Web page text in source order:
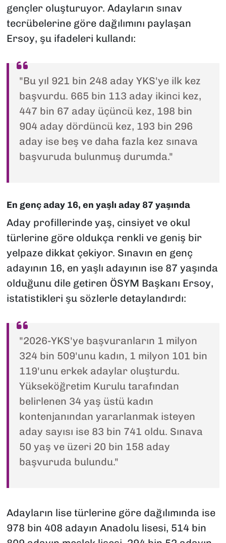
gençler oluşturuyor. Adayların sınav
tecrübelerine göre dağılımını paylaşan
Ersoy, şu ifadeleri kullandı:
"Bu yıl 921 bin 248 aday YKS'ye ilk kez
başvurdu. 665 bin 113 aday ikinci kez,
447 bin 67 aday üçüncü kez, 198 bin
904 aday dördüncü kez, 193 bin 296
aday ise beş ve daha fazla kez sınava
başvuruda bulunmuş durumda."
En genç aday 16, en yaşlı aday 87 yaşında
Aday profillerinde yaş, cinsiyet ve okul
türlerine göre oldukça renkli ve geniş bir
yelpaze dikkat çekiyor. Sınavın en genç
adayının 16, en yaşlı adayının ise 87 yaşında
olduğunu dile getiren ÖSYM Başkanı Ersoy,
istatistikleri şu sözlerle detaylandırdı:
"2026-YKS'ye başvuranların 1 milyon
324 bin 509'unu kadın, 1 milyon 101 bin
119'unu erkek adaylar oluşturdu.
Yükseköğretim Kurulu tarafından
belirlenen 34 yaş üstü kadın
kontenjanından yararlanmak isteyen
aday sayısı ise 83 bin 741 oldu. Sınava
50 yaş ve üzeri 20 bin 158 aday
başvuruda bulundu."
Adayların lise türlerine göre dağılımında ise
978 bin 408 adayın Anadolu lisesi, 514 bin